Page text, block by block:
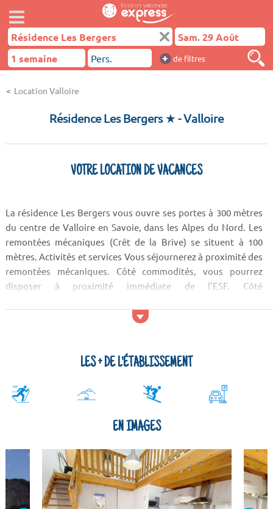
+ de filtres
Location Valloire
Résidence Les Bergers ★- Valloire
VOTRE LOCATION DE VACANCES
La résidence Les Bergers vous ouvre ses portes à 300 mètres
du centre de Valloire en Savoie, dans les Alpes du Nord. Les
remontées mécaniques (Crêt de la Brive) se situent à 100
mètres. Activités et services Vous séjournerez à proximité des
remontées mécaniques. Côté commodités, vous pourrez
disposer à proximité immédiate de l'ESF. Côté
LES + DE L'ÉTABLISSEMENT
EN IMAGES